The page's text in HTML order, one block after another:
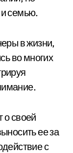
семью.
в жизни,
во многих
о своей
ее за
с